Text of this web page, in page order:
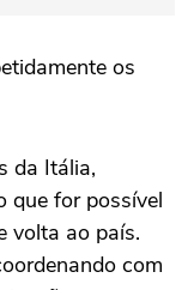
os
da Itália,
que for possível
volta ao país.
com